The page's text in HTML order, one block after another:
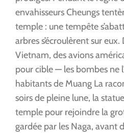
envahisseurs Cheungs
temple : une tempête
arbres s’écroulèrent sur
Vietnam, des avions
pour cible — les bombes ne
habitants de Muang La
soirs de pleine lune, la
temple pour rejoindre la
gardée par les Naga, avant